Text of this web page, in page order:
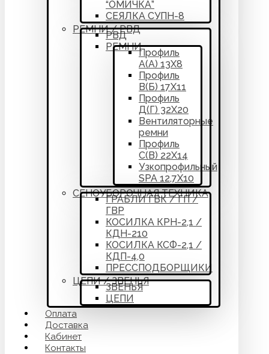
“ОМИЧКА”
СЕЯЛКА СУПН-8
РЕМНИ / РВД
РВД
РЕМНИ
Профиль
А(А) 13Х8
Профиль
В(Б) 17Х11
Профиль
Д(Г) 32Х20
Вентиляторные
ремни
Профиль
С(В) 22Х14
Узкопрофильный
SPA 12,7Х10
СЕНОУБОРОЧНАЯ ТЕХНИКА
ГРАБЛИ ГВК / ГП /
ГВР
КОСИЛКА КРН-2,1 /
КДН-210
КОСИЛКА КСФ-2,1 /
КДП-4,0
ПРЕССПОДБОРЩИКИ
ЦЕПИ / ЗВЕНЬЯ
ЗВЕНЬЯ
ЦЕПИ
Оплата
Доставка
Кабинет
Контакты